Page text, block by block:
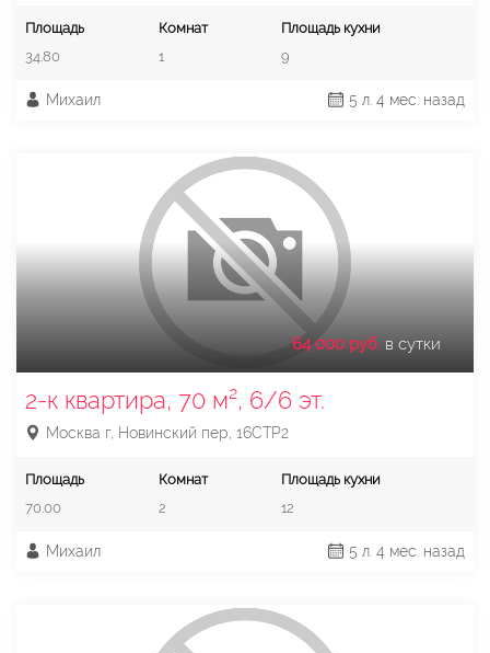
Площадь
34.80
Комнат
1
Площадь кухни
9
Михаил 5 л. 4 мес. назад
64 000 руб. в сутки
2-к квартира, 70 м², 6/6 эт.
Москва г, Новинский пер, 16СТР2
Площадь
70.00
Комнат
2
Площадь кухни
12
Михаил 5 л. 4 мес. назад